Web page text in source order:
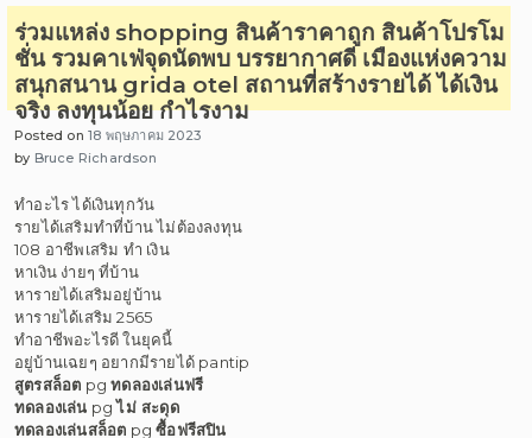
ร่วมแหล่ง shopping สินค้าราคาถูก สินค้าโปรโม
ชั่น รวมคาเฟ่จุดนัดพบ บรรยากาศดี เมืองแห่งความ
สนุกสนาน grida otel สถานที่สร้างรายได้ ได้เงิน
จริง ลงทุนน้อย กำไรงาม
Posted on18 พฤษภาคม 2023
by Bruce Richardson
ทําอะไร ได้เงินทุกวัน
รายได้เสริมทําที่บ้าน ไม่ต้องลงทุน
108 อาชีพเสริม ทํา เงิน
หาเงิน ง่ายๆ ที่บ้าน
หารายได้เสริมอยู่บ้าน
หารายได้เสริม 2565
ทําอาชีพอะไรดี ในยุคนี้
อยู่บ้านเฉยๆ อยากมีรายได้ pantip
สูตรสล็อต pgทดลองเล่นฟรี
ทดลองเล่น pgไม่ สะดุด
ทดลองเล่นสล็อต pgซื้อฟรีสปิน